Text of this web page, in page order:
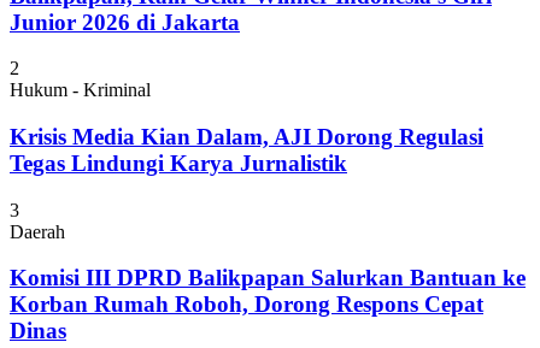
Junior 2026 di Jakarta
2
Hukum - Kriminal
Krisis Media Kian Dalam, AJI Dorong Regulasi
Tegas Lindungi Karya Jurnalistik
3
Daerah
Komisi III DPRD Balikpapan Salurkan Bantuan ke
Korban Rumah Roboh, Dorong Respons Cepat
Dinas